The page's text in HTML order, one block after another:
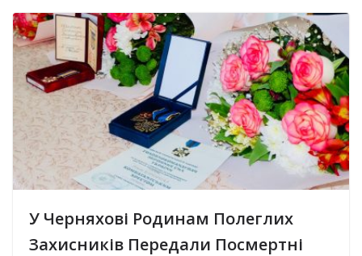
У Черняхові Родинам Полеглих
Захисників Передали Посмертні